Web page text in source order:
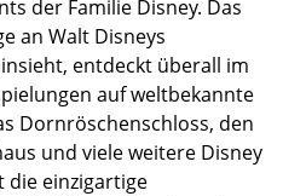
der Familie Disney. Das
an Walt Disneys
entdeckt überall im
auf weltbekannte
Dornröschenschloss, den
und viele weitere Disney
die einzigartige